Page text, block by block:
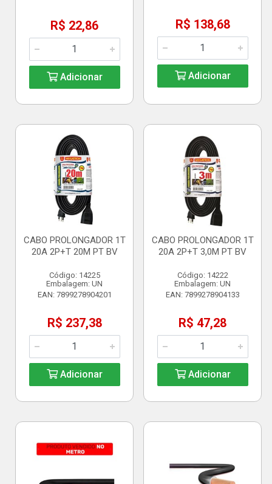
R$ 22,86
Adicionar
R$ 138,68
Adicionar
CABO PROLONGADOR 1T
20A 2P+T 20M PT BV
Código: 14225
Embalagem: UN
EAN: 7899278904201
R$ 237,38
Adicionar
CABO PROLONGADOR 1T
20A 2P+T 3,0M PT BV
Código: 14222
Embalagem: UN
EAN: 7899278904133
R$ 47,28
Adicionar